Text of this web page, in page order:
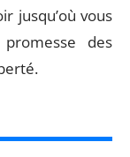
jusqu’où vous
des